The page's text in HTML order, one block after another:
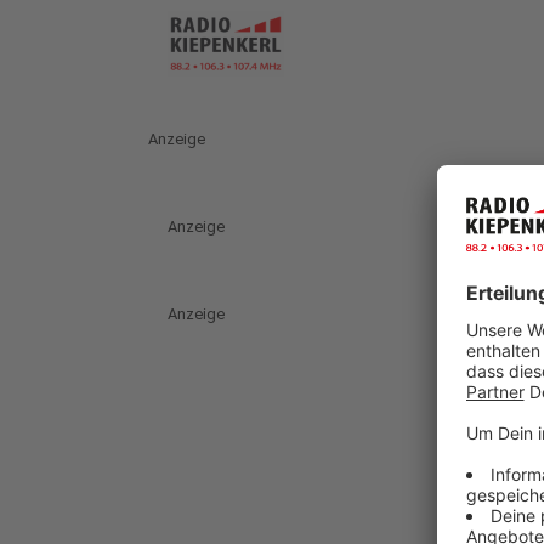
Anzeige
Anzeige
Anzeige